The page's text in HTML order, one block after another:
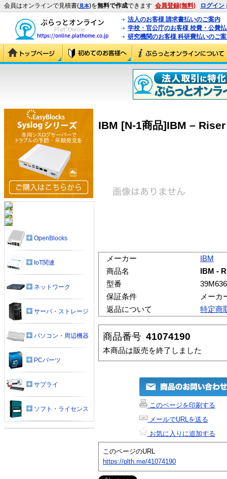
会員はオンラインで見積書(見本)を無料で作成できます 会員登録(無料) ログイン
法人のお客様 請求書払いのご案内
学校・官公庁のお客様 校費・公費
研究機関のお客様 科研費払いのご
IBM [N-1商品]IBM –
メーカー
IBM
商品名
IBM -
型番
保証条件
メーカ
返品について
特定商
商品番号 41074190
本商品は販売を終了しました
このページを印刷する
メールでURLを送る
お気に入りに追加する
このページのURL
https://plth.me/41074190
OpenBlocks
IoT関連
ネットワーク
サーバ・ストレージ
パソコン・周辺機器
PCパーツ
サプライ
ソフト・ライセンス